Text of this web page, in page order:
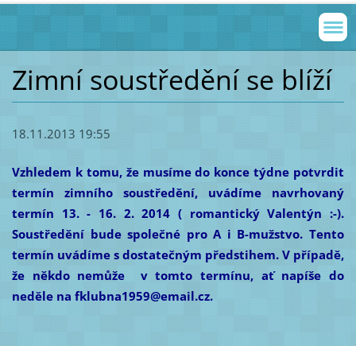
Zimní soustředění se blíží
18.11.2013 19:55
Vzhledem k tomu, že musíme do konce týdne potvrdit
termín zimního soustředění, uvádíme navrhovaný
termín 13. - 16. 2. 2014 ( romantický Valentýn :-).
Soustředění bude společné pro A i B-mužstvo. Tento
termín uvádíme s dostatečným předstihem. V případě,
že někdo nemůže v tomto termínu, ať napíše do
neděle na fklubna1959@email.cz.